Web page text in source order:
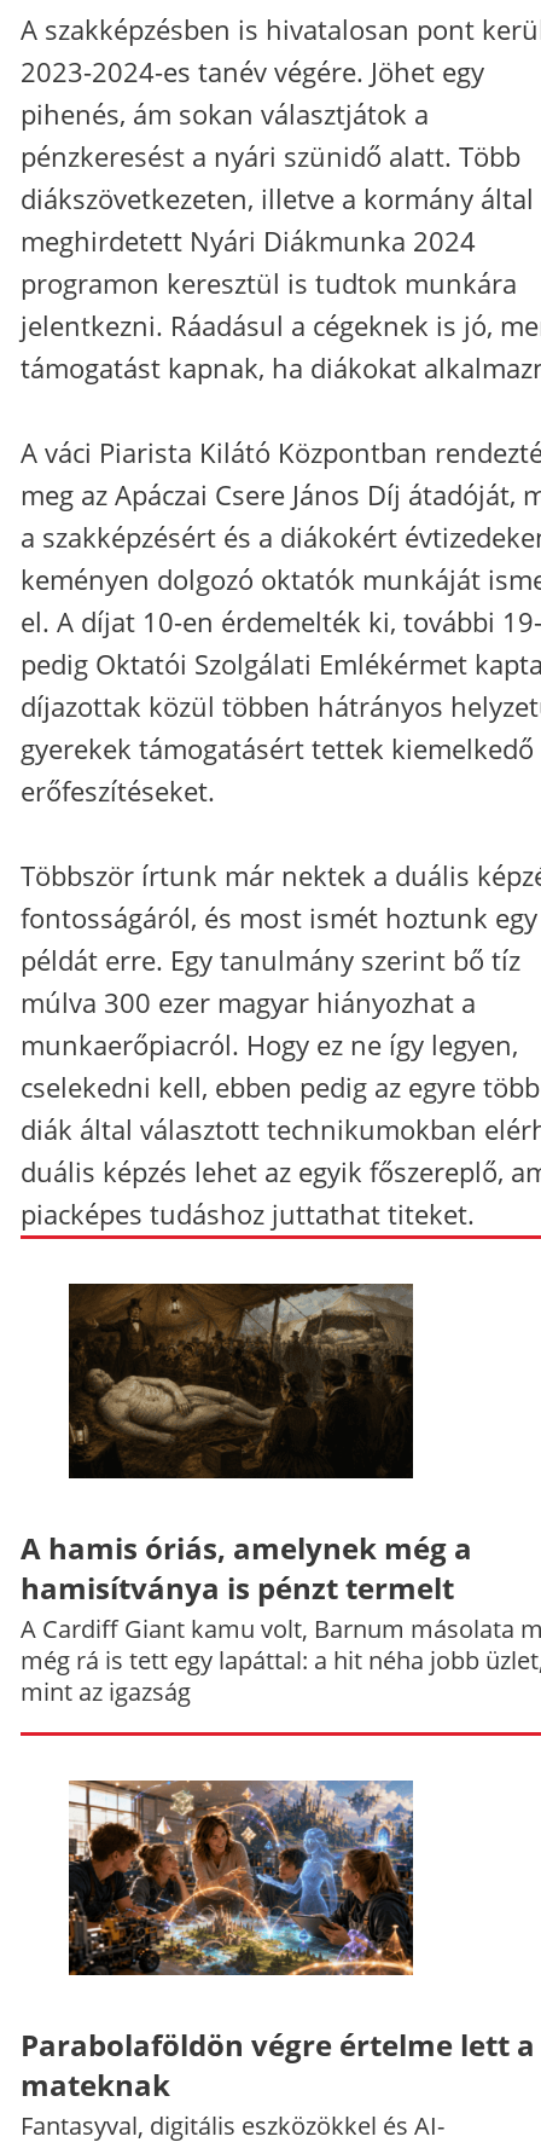
A szakképzésben is hivatalosan pont
2023-2024-es tanév végére. Jöhet egy
pihenés, ám sokan választjátok a
pénzkeresést a nyári szünidő alatt. Több
diákszövetkezeten, illetve a kormány által
meghirdetett Nyári Diákmunka 2024
programon keresztül is tudtok munkára
jelentkezni. Ráadásul a cégeknek is jó,
támogatást kapnak, ha diákokat
A váci Piarista Kilátó Központban
meg az Apáczai Csere János Díj átadóját,
a szakképzésért és a diákokért
keményen dolgozó oktatók munkáját
el. A díjat 10-en érdemelték ki, további
pedig Oktatói Szolgálati Emlékérmet
díjazottak közül többen hátrányos
gyerekek támogatásért tettek kiemelkedő
erőfeszítéseket.
Többször írtunk már nektek a duális
fontosságáról, és most ismét hoztunk
példát erre. Egy tanulmány szerint bő tíz
múlva 300 ezer magyar hiányozhat a
munkaerőpiacról. Hogy ez ne így legyen,
cselekedni kell, ebben pedig az egyre több
diák által választott technikumokban
duális képzés lehet az egyik főszereplő,
piacképes tudáshoz juttathat titeket.
A hamis óriás, amelynek még a
hamisítványa is pénzt termelt
A Cardiff Giant kamu volt, Barnum másolata
még rá is tett egy lapáttal: a hit néha jobb
mint az igazság
Parabolaföldön végre értelme lett a
mateknak
Fantasyval, digitális eszközökkel és AI-